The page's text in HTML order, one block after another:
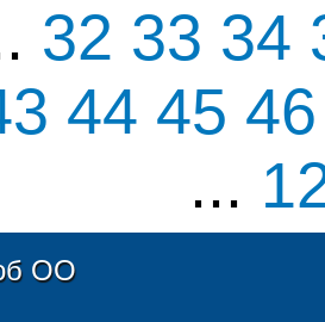
32 33 34
44 45
...
ОО